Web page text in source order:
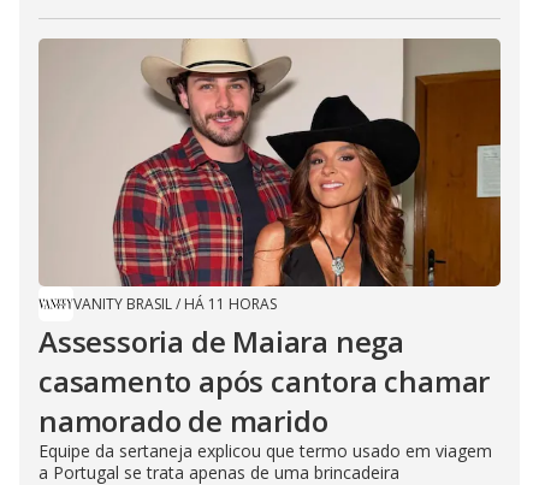
VANITY BRASIL/ HÁ 11 HORAS
Assessoria de Maiara nega
casamento após cantora chamar
namorado de marido
Equipe da sertaneja explicou que termo usado em viagem
a Portugal se trata apenas de uma brincadeira